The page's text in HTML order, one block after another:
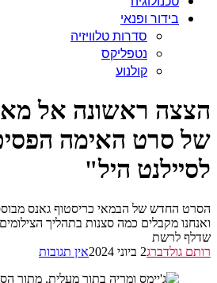
בידור ופנאי
סדרות טלוויזיה
נטפליקס
קולנוע
ראשונה אל
סרט האימה
היל"
מקבלים כמה סצנות בתהליך הצילומים
לרשת
גולדברג2 ביוני 2024 אין תגובות